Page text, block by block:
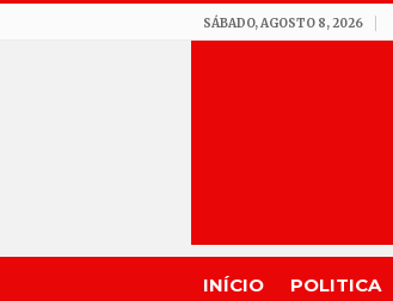
SÁBADO, AGOSTO 8, 2026
INÍCIO POLITICA